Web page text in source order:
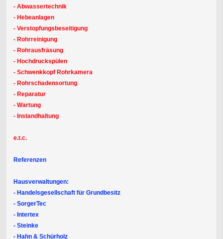
- Abwassertechnik
- Hebeanlagen
- Verstopfungsbeseitigung
- Rohrreinigung
- Rohrausfräsung
- Hochdruckspülen
- Schwenkkopf Rohrkamera
- Rohrschadensortung
- Reparatur
- Wartung
- Instandhaltung
e.t.c.
Referenzen
Hausverwaltungen:
- Handelsgesellschaft für Grundbesitz
- SorgerTec
- Intertex
- Steinke
- Hahn & Schürholz